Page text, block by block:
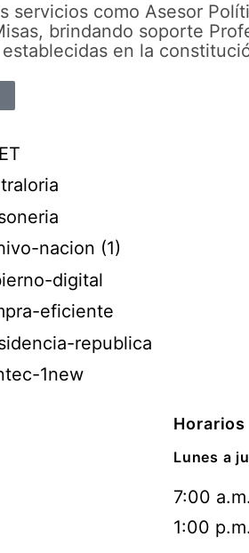
servicios como Asesor
brindando soporte
en la
Horarios
Lunes a
7:00
1:00